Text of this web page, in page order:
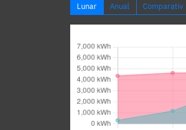
Lunar Anual Comparativ